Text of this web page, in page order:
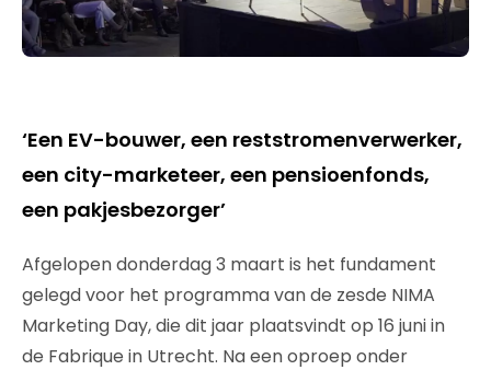
‘Een EV-bouwer, een reststromenverwerker,
een city-marketeer, een pensioenfonds,
een pakjesbezorger’
Afgelopen donderdag 3 maart is het fundament
gelegd voor het programma van de zesde NIMA
Marketing Day, die dit jaar plaatsvindt op 16 juni in
de Fabrique in Utrecht. Na een oproep onder